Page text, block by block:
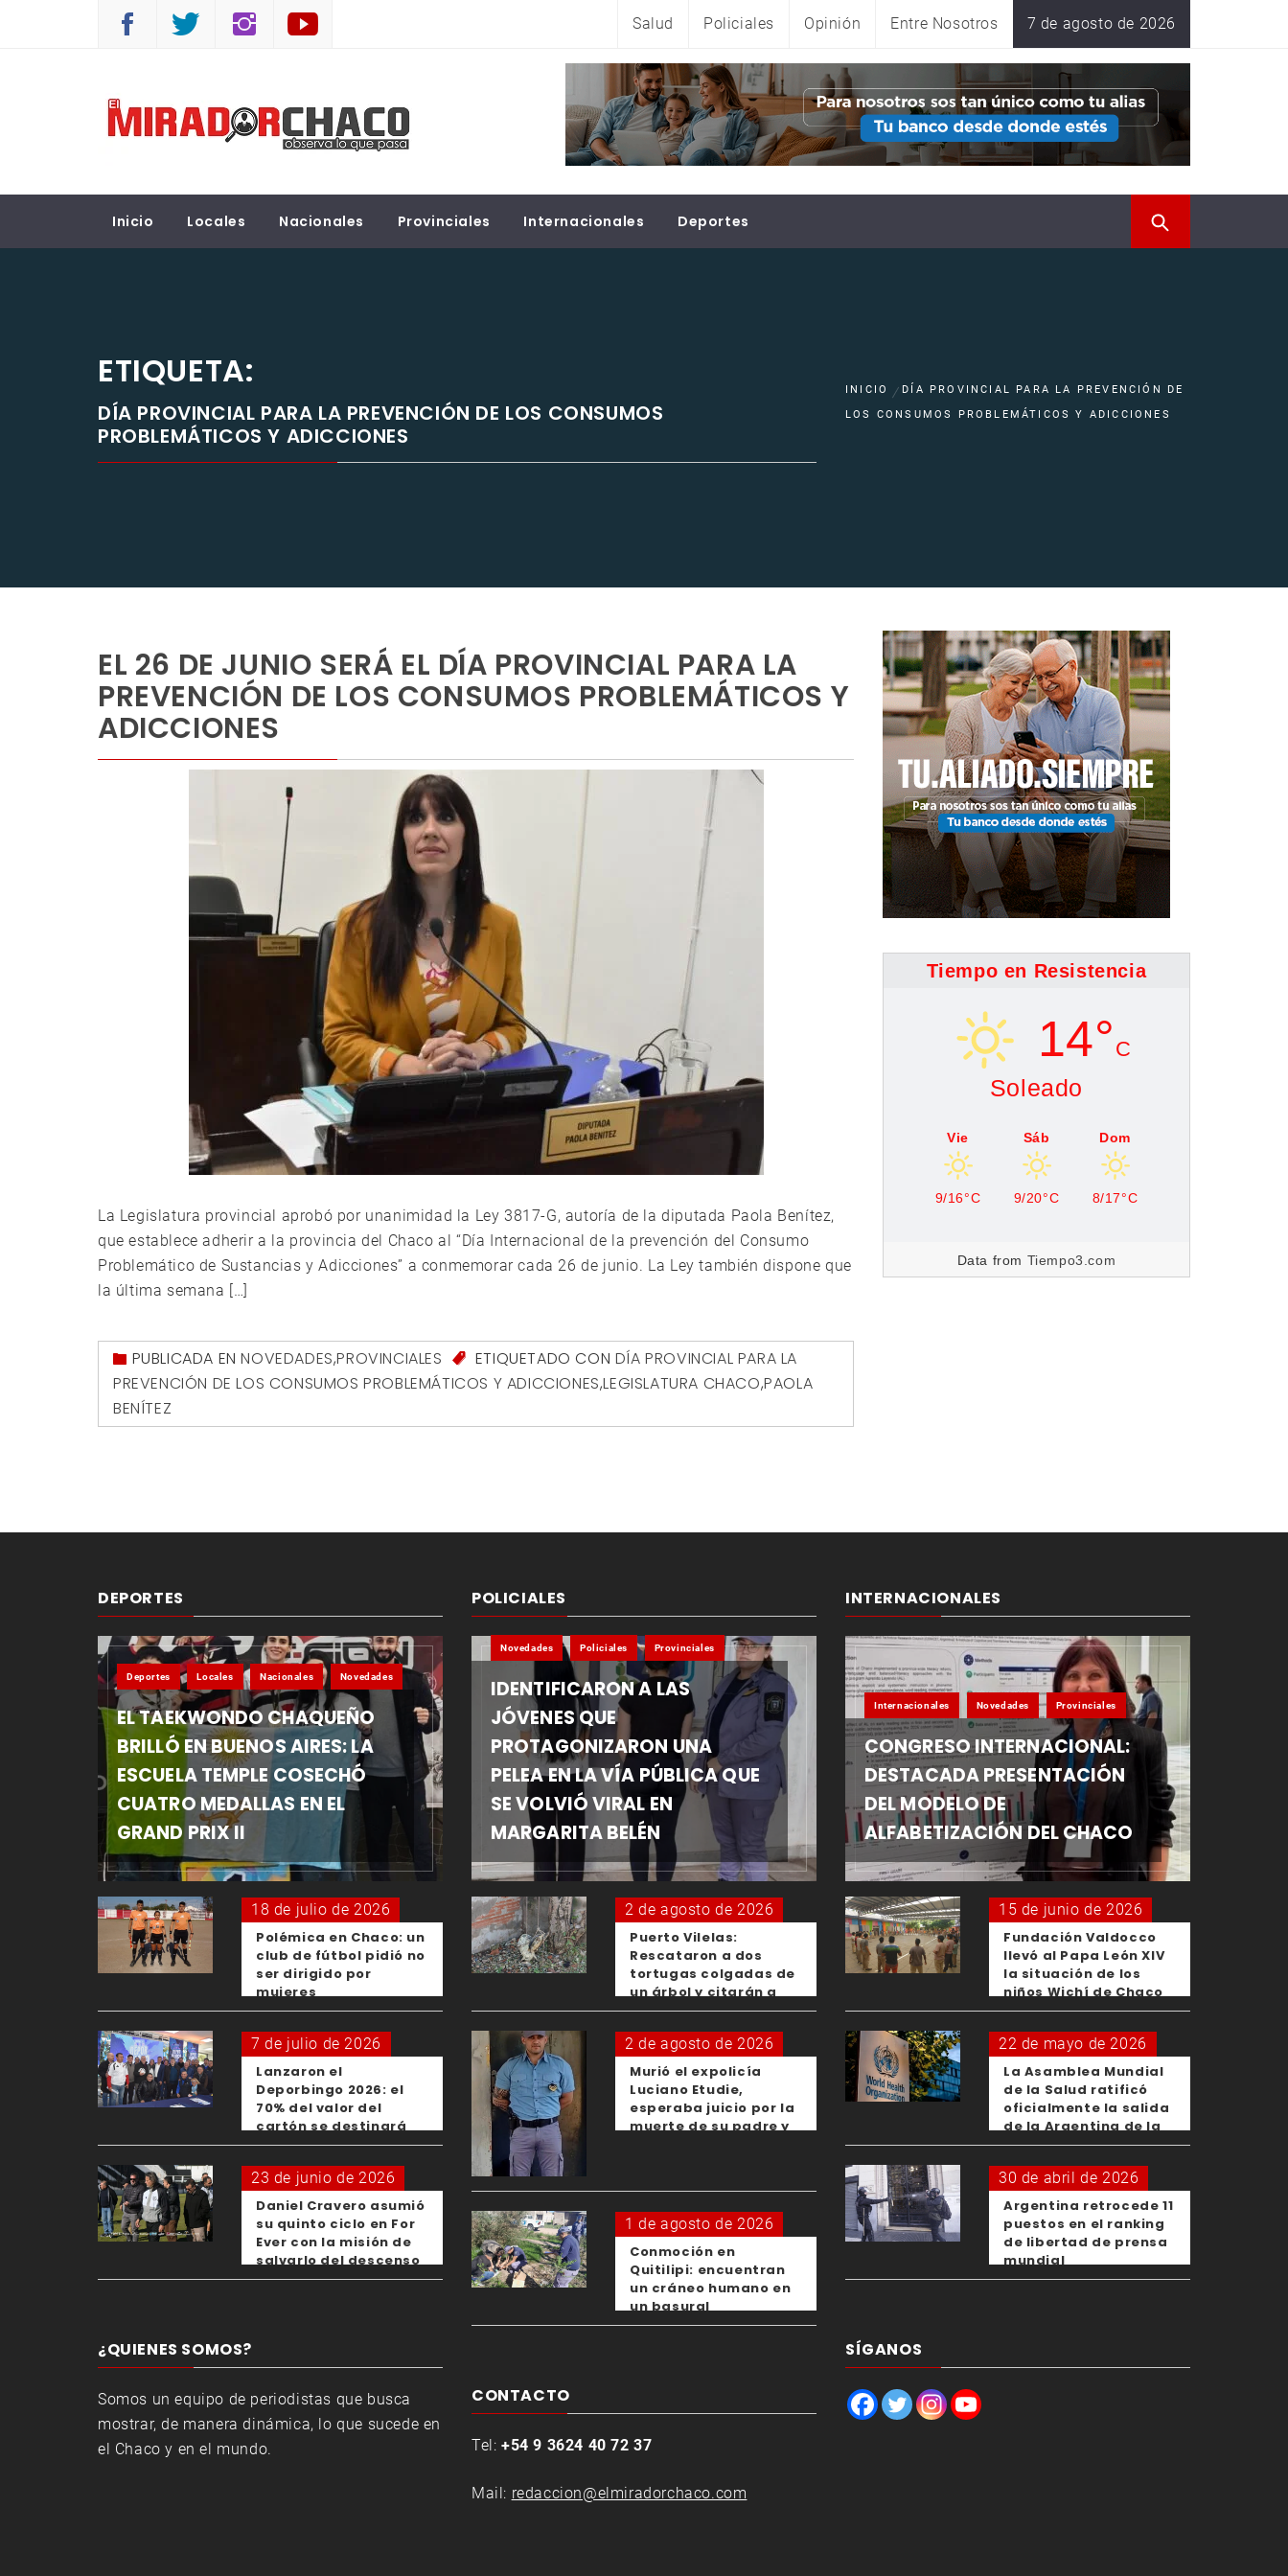
Salud Policiales Opinión Entre Nosotros 7 de agosto de 2026
EL MIRADOR CHACO
Inicio Locales Nacionales Provinciales Internacionales Deportes
ETIQUETA:
DÍA PROVINCIAL PARA LA PREVENCIÓN DE LOS CONSUMOS
PROBLEMÁTICOS Y ADICCIONES
INICIO
DÍA PROVINCIAL PARA LA PREVENCIÓN DE
LOS CONSUMOS PROBLEMÁTICOS Y ADICCIONES
EL 26 DE JUNIO SERÁ EL DÍA PROVINCIAL PARA LA
PREVENCIÓN DE LOS CONSUMOS PROBLEMÁTICOS Y
ADICCIONES
La Legislatura provincial aprobó por unanimidad la Ley 3817-G, autoría de la diputada Paola Benítez,
que establece adherir a la provincia del Chaco al “Día Internacional de la prevención del Consumo
Problemático de Sustancias y Adicciones” a conmemorar cada 26 de junio. La Ley también dispone que
la última semana […]
PUBLICADA ENNOVEDADES,PROVINCIALES ETIQUETADO CON DÍA PROVINCIAL PARA LA
PREVENCIÓN DE LOS CONSUMOS PROBLEMÁTICOS Y ADICCIONES,LEGISLATURA CHACO,PAOLA
BENÍTEZ
Tiempo en Resistencia
14° C
Soleado
Vie
9/16°C
Sáb
9/20°C
Dom
8/17°C
Data from Tiempo3.com
DEPORTES
Deportes Locales Nacionales Novedades
EL TAEKWONDO CHAQUEÑO
BRILLÓ EN BUENOS AIRES: LA
ESCUELA TEMPLE COSECHÓ
CUATRO MEDALLAS EN EL
GRAND PRIX II
18 de julio de 2026
Polémica en Chaco: un
club de fútbol pidió no
ser dirigido por
mujeres
7 de julio de 2026
Lanzaron el
Deporbingo 2026: el
70% del valor del
cartón se destinará
para los clubes
23 de junio de 2026
Daniel Cravero asumió
su quinto ciclo en For
Ever con la misión de
salvarlo del descenso
¿QUIENES SOMOS?
Somos un equipo de periodistas que busca
mostrar, de manera dinámica, lo que sucede en
el Chaco y en el mundo.
POLICIALES
Novedades Policiales Provinciales
IDENTIFICARON A LAS
JÓVENES QUE
PROTAGONIZARON UNA
PELEA EN LA VÍA PÚBLICA QUE
SE VOLVIÓ VIRAL EN
MARGARITA BELÉN
2 de agosto de 2026
Puerto Vilelas:
Rescataron a dos
tortugas colgadas de
un árbol y citarán a
los padres de los
menores responsables
2 de agosto de 2026
Murió el expolicía
Luciano Etudie,
esperaba juicio por la
muerte de su padre y
1 de agosto de 2026
Conmoción en
Quitilipi: encuentran
un cráneo humano en
un basural
CONTACTO
Tel: +54 9 3624 40 72 37
Mail: redaccion@elmiradorchaco.com
INTERNACIONALES
Internacionales Novedades Provinciales
CONGRESO INTERNACIONAL:
DESTACADA PRESENTACIÓN
DEL MODELO DE
ALFABETIZACIÓN DEL CHACO
15 de junio de 2026
Fundación Valdocco
llevó al Papa León XIV
la situación de los
niños Wichí de Chaco
22 de mayo de 2026
La Asamblea Mundial
de la Salud ratificó
oficialmente la salida
de la Argentina de la
OMS
30 de abril de 2026
Argentina retrocede 11
puestos en el ranking
de libertad de prensa
mundial
SÍGANOS